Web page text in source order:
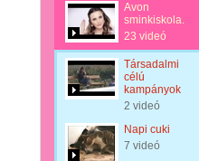
Avon
sminkiskola.
23 videó
Társadalmi
célú
kampányok
2 videó
Napi cuki
7 videó